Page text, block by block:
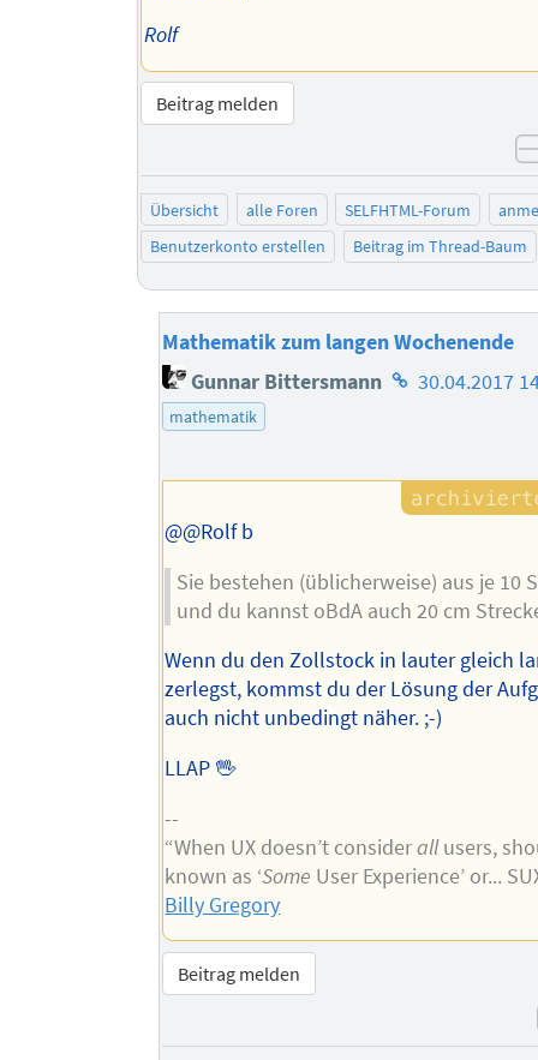
Rolf
Beitrag melden
Übersicht alle Foren SELFHTML-Forum
Benutzerkonto erstellen
Beitrag im Thread-Baum
Mathematik zum langen Wochenende
Gunnar Bittersmann Homepage
30.04.2017
mathematik
@@Rolf b
Sie bestehen (üblicherweise) aus je 10
und du kannst oBdA auch 20 cm
Wenn du den Zollstock in lauter gleich
zerlegst, kommst du der Lösung der
auch nicht unbedingt näher. ;-)
LLAP 🖖
--
“When UX doesn’t considerallusers,
known as ‘Some User Experience’ or...
Billy Gregory
Beitrag melden